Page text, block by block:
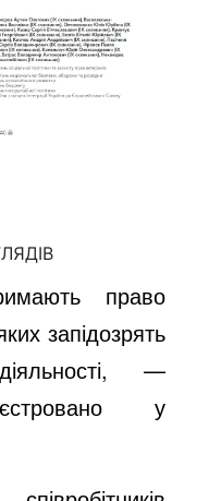
право
запідозрять
—
у